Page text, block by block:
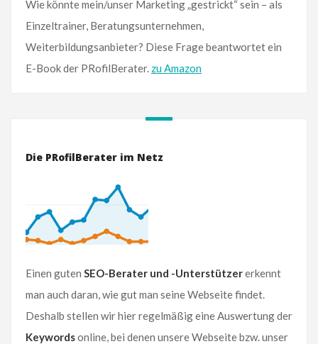
Wie könnte mein/unser Marketing „gestrickt“ sein – als
Einzeltrainer, Beratungsunternehmen,
Weiterbildungsanbieter? Diese Frage beantwortet ein
E-Book der PRofilBerater. zu Amazon
Die PRofilBerater im Netz
Einen guten SEO-Berater und -Unterstützererkennt
man auch daran, wie gut man seine Webseite findet.
Deshalb stellen wir hier regelmäßig eine Auswertung der
Keywordsonline, bei denen unsere Webseite bzw. unser